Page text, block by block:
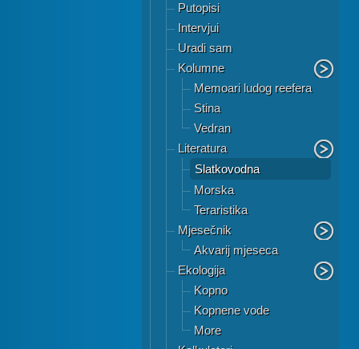
Putopisi
Intervjui
Uradi sam
Kolumne
Memoari ludog reefera
Stina
Vedran
Literatura
Slatkovodna
Morska
Teraristika
Mjesečnik
Akvarij mjeseca
Ekologija
Kopno
Kopnene vode
More